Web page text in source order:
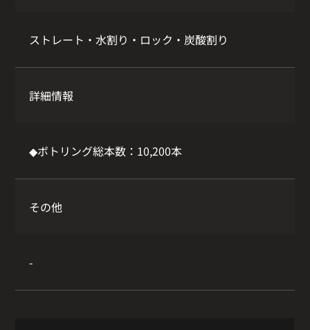
ストレート・水割り・ロック・炭酸割り
詳細情報
◆ボトリング総本数：10,200本
その他
-